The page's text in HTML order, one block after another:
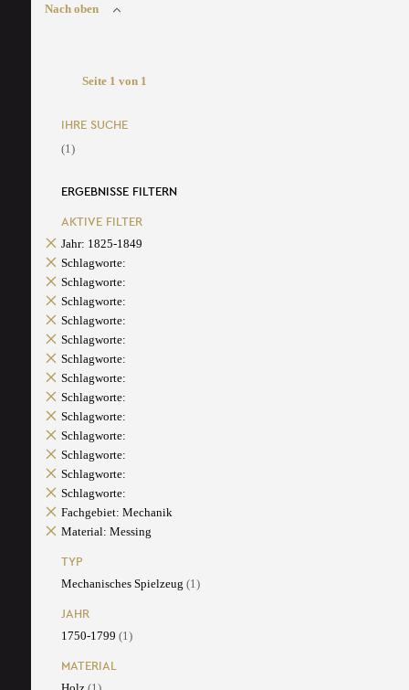
Nach oben
Seite 1 von 1
IHRE SUCHE
(1)
ERGEBNISSE FILTERN
AKTIVE FILTER
Jahr: 1825-1849
Schlagworte:
Schlagworte:
Schlagworte:
Schlagworte:
Schlagworte:
Schlagworte:
Schlagworte:
Schlagworte:
Schlagworte:
Schlagworte:
Schlagworte:
Schlagworte:
Schlagworte:
Fachgebiet: Mechanik
Material: Messing
TYP
Mechanisches Spielzeug (1)
JAHR
1750-1799 (1)
MATERIAL